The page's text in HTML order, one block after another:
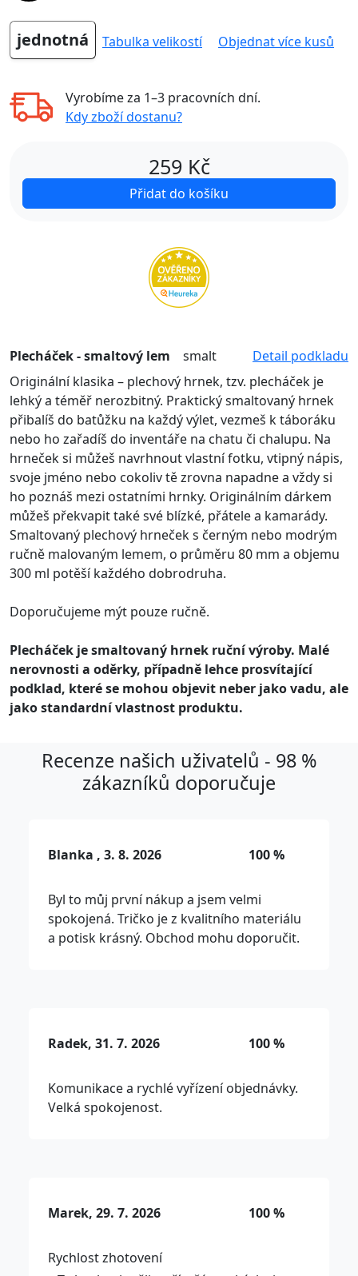
jednotná Tabulka velikostí Objednat více kusů
Vyrobíme za 1–3 pracovních dní.
Kdy zboží dostanu?
259 Kč
Přidat do košíku
Plecháček - smaltový lem smalt
Detail podkladu
Originální klasika – plechový hrnek, tzv. plecháček je
lehký a téměř nerozbitný. Praktický smaltovaný hrnek
přibalíš do batůžku na každý výlet, vezmeš k táboráku
nebo ho zařadíš do inventáře na chatu či chalupu. Na
hrneček si můžeš navrhnout vlastní fotku, vtipný nápis,
svoje jméno nebo cokoliv tě zrovna napadne a vždy si
ho poznáš mezi ostatními hrnky. Originálním dárkem
můžeš překvapit také své blízké, přátele a kamarády.
Smaltovaný plechový hrneček s černým nebo modrým
ručně malovaným lemem, o průměru 80 mm a objemu
300 ml potěší každého dobrodruha.
Doporučujeme mýt pouze ručně.
Plecháček je smaltovaný hrnek ruční výroby. Malé
nerovnosti a oděrky, případně lehce prosvítající
podklad, které se mohou objevit neber jako vadu, ale
jako standardní vlastnost produktu.
Recenze našich uživatelů - 98 %
zákazníků doporučuje
Blanka , 3. 8. 2026 100 %
Byl to můj první nákup a jsem velmi
spokojená. Tričko je z kvalitního materiálu
a potisk krásný. Obchod mohu doporučit.
Radek, 31. 7. 2026 100 %
Komunikace a rychlé vyřízení objednávky.
Velká spokojenost.
Marek, 29. 7. 2026 100 %
Rychlost zhotovení